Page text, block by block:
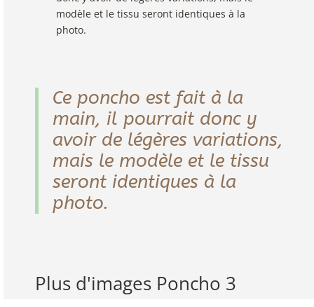
modèle et le tissu seront identiques à la
photo.
Ce poncho est fait à la
main, il pourrait donc y
avoir de légères variations,
mais le modèle et le tissu
seront identiques à la
photo.
Plus d'images Poncho 3